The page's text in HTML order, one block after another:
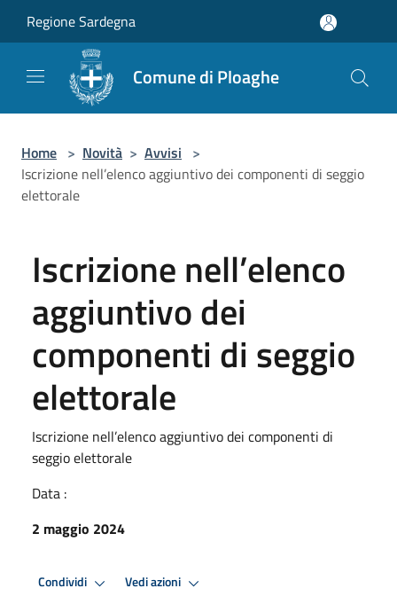
Regione Sardegna
Comune di Ploaghe
Home > Novità > Avvisi >
Iscrizione nell’elenco aggiuntivo dei componenti di seggio
elettorale
Iscrizione nell’elenco
aggiuntivo dei
componenti di seggio
elettorale
Iscrizione nell’elenco aggiuntivo dei componenti di
seggio elettorale
Data :
2 maggio 2024
Condividi Vedi azioni